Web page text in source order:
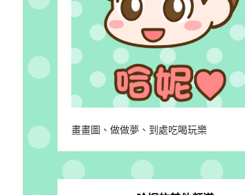
畫畫圖、做做夢、到處吃喝玩樂